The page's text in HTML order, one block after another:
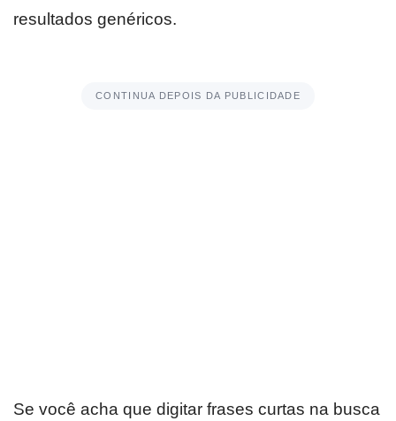
resultados genéricos.
CONTINUA DEPOIS DA PUBLICIDADE
Se você acha que digitar frases curtas na busca